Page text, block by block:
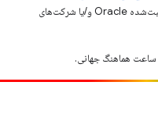
مراجعه کنید. جاوا علامت تجاری ثبت‌شده Oracle و/یا شرکت‌های